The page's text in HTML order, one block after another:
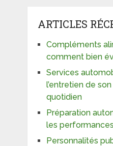
ARTICLES
Compléments
comment bien
Services
l’entretien de
quotidien
Préparation
les
Personnalités